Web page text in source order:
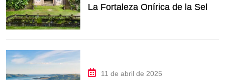
La Fortaleza Onírica de la Selva
11 de abril de 2025